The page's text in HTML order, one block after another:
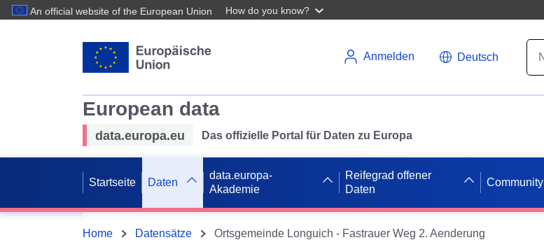
An official website of the European Union How do you know?
Anmelden Deutsch
European data
data.europa.eu Das offizielle Portal für Daten zu Europa
Startseite Daten
data.europa-
Akademie
Reifegrad offener
Daten
Community
Home Datensätze Ortsgemeinde Longuich - Fastrauer Weg 2. Aenderung